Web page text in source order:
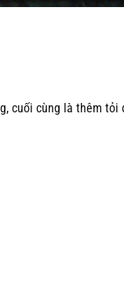
cuối cùng là thêm tỏi